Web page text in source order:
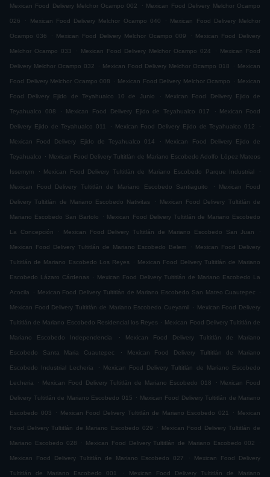
Mexican Food Delivery Melchor Ocampo 002 . Mexican Food Delivery Melchor Ocampo
026 . Mexican Food Delivery Melchor Ocampo 040 . Mexican Food Delivery Melchor
Ocampo 036 . Mexican Food Delivery Melchor Ocampo 009 . Mexican Food Delivery
Melchor Ocampo 033 . Mexican Food Delivery Melchor Ocampo 024 . Mexican Food
Delivery Melchor Ocampo 032 . Mexican Food Delivery Melchor Ocampo 018 . Mexican
Food Delivery Melchor Ocampo 008 . Mexican Food Delivery Melchor Ocampo . Mexican
Food Delivery Ejido de Teyahualco 10 de Junio . Mexican Food Delivery Ejido de
Teyahualco 008 . Mexican Food Delivery Ejido de Teyahualco 017 . Mexican Food
Delivery Ejido de Teyahualco 011 . Mexican Food Delivery Ejido de Teyahualco 012 .
Mexican Food Delivery Ejido de Teyahualco 014 . Mexican Food Delivery Ejido de
Teyahualco . Mexican Food Delivery Tultitlán de Mariano Escobedo Adolfo López Mateos
Issemym . Mexican Food Delivery Tultitlán de Mariano Escobedo Parque Industrial .
Mexican Food Delivery Tultitlán de Mariano Escobedo Santiaguito . Mexican Food
Delivery Tultitlán de Mariano Escobedo Nativitas . Mexican Food Delivery Tultitlán de
Mariano Escobedo San Bartolo . Mexican Food Delivery Tultitlán de Mariano Escobedo
La Concepción . Mexican Food Delivery Tultitlán de Mariano Escobedo San Juan .
Mexican Food Delivery Tultitlán de Mariano Escobedo Belem . Mexican Food Delivery
Tultitlán de Mariano Escobedo Los Reyes . Mexican Food Delivery Tultitlán de Mariano
Escobedo Lázaro Cárdenas . Mexican Food Delivery Tultitlán de Mariano Escobedo La
Acocila . Mexican Food Delivery Tultitlán de Mariano Escobedo San Mateo Cuautepec .
Mexican Food Delivery Tultitlán de Mariano Escobedo Cueyamil . Mexican Food Delivery
Tultitlán de Mariano Escobedo Residencial los Reyes . Mexican Food Delivery Tultitlán de
Mariano Escobedo Independencia . Mexican Food Delivery Tultitlán de Mariano
Escobedo Santa Maria Cuautepec . Mexican Food Delivery Tultitlán de Mariano
Escobedo Industrial Lecheria . Mexican Food Delivery Tultitlán de Mariano Escobedo
Lecheria . Mexican Food Delivery Tultitlán de Mariano Escobedo 018 . Mexican Food
Delivery Tultitlán de Mariano Escobedo 015 . Mexican Food Delivery Tultitlán de Mariano
Escobedo 003 . Mexican Food Delivery Tultitlán de Mariano Escobedo 021 . Mexican
Food Delivery Tultitlán de Mariano Escobedo 029 . Mexican Food Delivery Tultitlán de
Mariano Escobedo 028 . Mexican Food Delivery Tultitlán de Mariano Escobedo 002 .
Mexican Food Delivery Tultitlán de Mariano Escobedo 027 . Mexican Food Delivery
Tultitlán de Mariano Escobedo 001 . Mexican Food Delivery Tultitlán de Mariano